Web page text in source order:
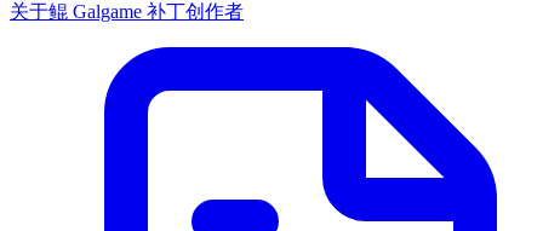
关于鲲 Galgame 补丁创作者